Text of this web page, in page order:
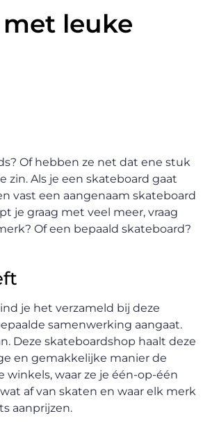
leuke
Of hebben ze net dat ene stuk
zin. Als je een skateboard gaat
vast een aangenaam skateboard
je graag met veel meer, vraag
Of een bepaald skateboard?
je het verzameld bij deze
samenwerking aangaat.
Deze skateboardshop haalt deze
en gemakkelijke manier de
waar ze je één-op-één
af van skaten en waar elk merk
aanprijzen.